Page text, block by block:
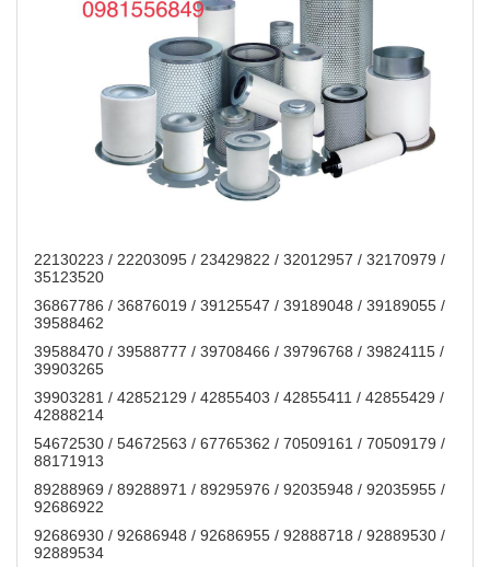
22130223 / 22203095 / 23429822 / 32012957 / 32170979 /
35123520
36867786 / 36876019 / 39125547 / 39189048 / 39189055 /
39588462
39588470 / 39588777 / 39708466 / 39796768 / 39824115 /
39903265
39903281 / 42852129 / 42855403 / 42855411 / 42855429 /
42888214
54672530 / 54672563 / 67765362 / 70509161 / 70509179 /
88171913
89288969 / 89288971 / 89295976 / 92035948 / 92035955 /
92686922
92686930 / 92686948 / 92686955 / 92888718 / 92889530 /
92889534